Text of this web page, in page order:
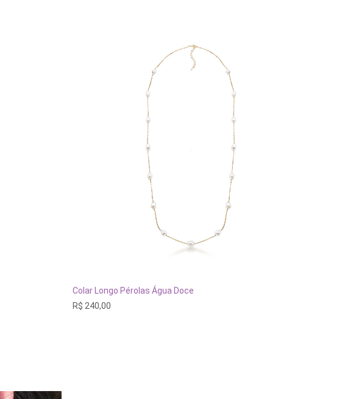
ESGOTADO
Colar Longo Pérolas Água Doce
R$ 240,00